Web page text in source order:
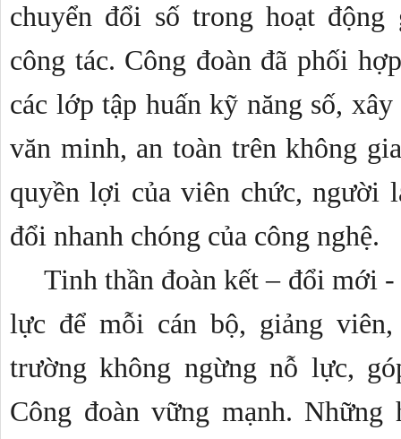
chuyển đổi số trong hoạt động
công tác. Công đoàn đã phối
các lớp tập huấn kỹ năng số,
văn minh, an toàn trên không
quyền lợi của viên chức, người
đổi nhanh chóng của công nghệ.
Tinh thần đoàn kết – đổi mới
lực để mỗi cán bộ, giảng
trường không ngừng nỗ lực,
Công đoàn vững mạnh.